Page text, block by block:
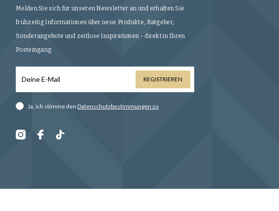
Melden Sie sich für unseren Newsletter an und erhalten Sie
frühzeitig Informationen über neue Produkte, Ratgeber,
Sonderangebote und zeitlose Inspirationen - direkt in Ihren
Posteingang.
REGISTRIEREN
Ja, ich stimme den Datenschutzbestimmungen zu